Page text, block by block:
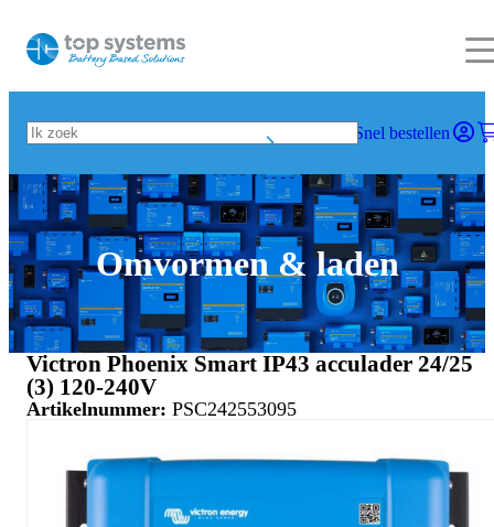
Snel bestellen
Omvormen & laden
Victron Phoenix Smart IP43 acculader 24/25
(3) 120-240V
Artikelnummer: PSC242553095